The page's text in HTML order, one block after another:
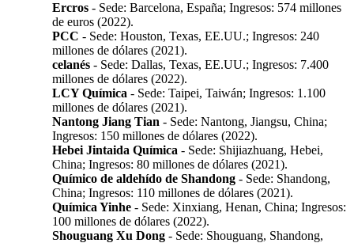
Ercros - Sede: Barcelona, ​​España; Ingresos: 574 millones
de euros (2022).
PCC - Sede: Houston, Texas, EE.UU.; Ingresos: 240
millones de dólares (2021).
celanés - Sede: Dallas, Texas, EE.UU.; Ingresos: 7.400
millones de dólares (2022).
LCY Química - Sede: Taipei, Taiwán; Ingresos: 1.100
millones de dólares (2021).
Nantong Jiang Tian - Sede: Nantong, Jiangsu, China;
Ingresos: 150 millones de dólares (2022).
Hebei Jintaida Química - Sede: Shijiazhuang, Hebei,
China; Ingresos: 80 millones de dólares (2021).
Químico de aldehído de Shandong - Sede: Shandong,
China; Ingresos: 110 millones de dólares (2021).
Química Yinhe - Sede: Xinxiang, Henan, China; Ingresos:
100 millones de dólares (2022).
Shouguang Xu Dong - Sede: Shouguang, Shandong,